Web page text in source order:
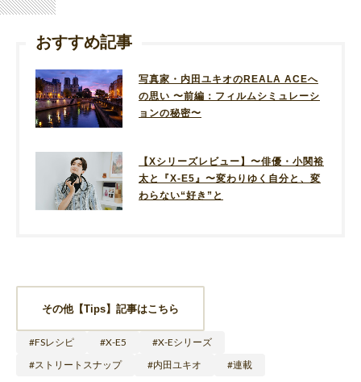
おすすめ記事
写真家・内田ユキオのREALA ACEへ
の思い 〜前編：フィルムシミュレーシ
ョンの秘密〜
【Xシリーズレビュー】〜俳優・小関裕
太と『X-E5』〜変わりゆく自分と、変
わらない“好き”と
その他【Tips】記事はこちら
FSレシピ X-E5
X-Eシリーズ
ストリートスナップ
内田ユキオ 連載